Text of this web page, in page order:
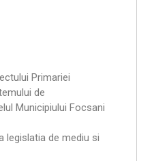
Primariei
de
Municipiului Focsani
legislatia de mediu si